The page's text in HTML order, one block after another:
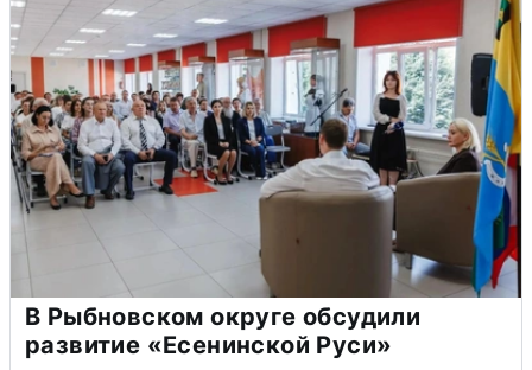
В Рыбновском округе обсудили
развитие «Есенинской Руси»